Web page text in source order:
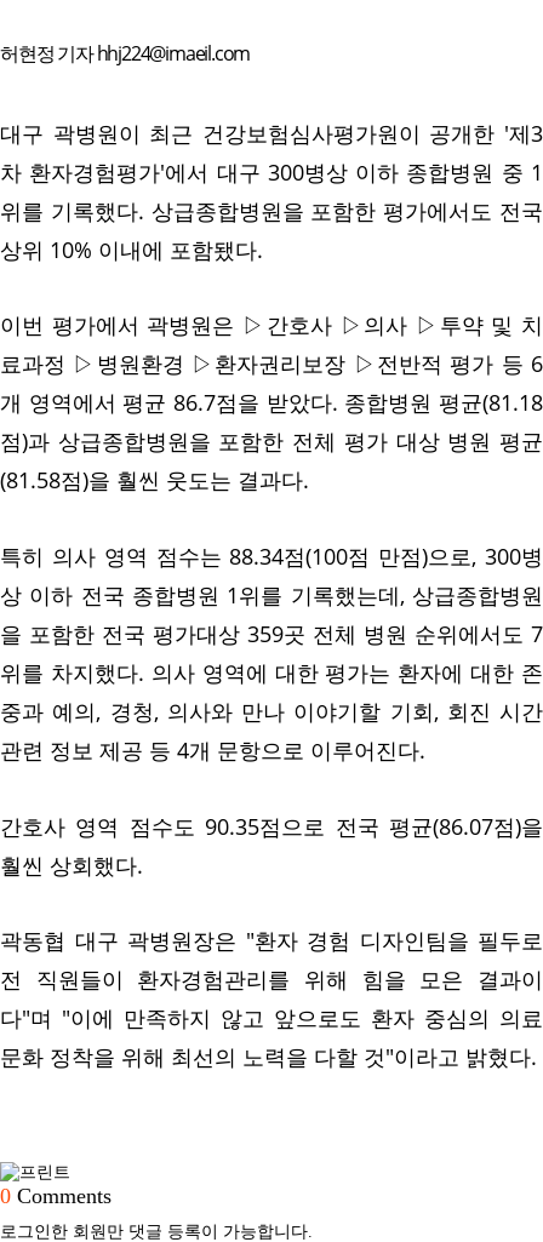
허현정 기자 hhj224@imaeil.com
대구 곽병원이 최근 건강보험심사평가원이 공개한 '제3
차 환자경험평가'에서 대구 300병상 이하 종합병원 중 1
위를 기록했다. 상급종합병원을 포함한 평가에서도 전국
상위 10% 이내에 포함됐다.
이번 평가에서 곽병원은 ▷간호사 ▷의사 ▷투약 및 치
료과정 ▷병원환경 ▷환자권리보장 ▷전반적 평가 등 6
개 영역에서 평균 86.7점을 받았다. 종합병원 평균(81.18
점)과 상급종합병원을 포함한 전체 평가 대상 병원 평균
(81.58점)을 훨씬 웃도는 결과다.
특히 의사 영역 점수는 88.34점(100점 만점)으로, 300병
상 이하 전국 종합병원 1위를 기록했는데, 상급종합병원
을 포함한 전국 평가대상 359곳 전체 병원 순위에서도 7
위를 차지했다. 의사 영역에 대한 평가는 환자에 대한 존
중과 예의, 경청, 의사와 만나 이야기할 기회, 회진 시간
관련 정보 제공 등 4개 문항으로 이루어진다.
간호사 영역 점수도 90.35점으로 전국 평균(86.07점)을
훨씬 상회했다.
곽동협 대구 곽병원장은 "환자 경험 디자인팀을 필두로
전 직원들이 환자경험관리를 위해 힘을 모은 결과이
다"며 "이에 만족하지 않고 앞으로도 환자 중심의 의료
문화 정착을 위해 최선의 노력을 다할 것"이라고 밝혔다.
0 Comments
로그인한 회원만 댓글 등록이 가능합니다.